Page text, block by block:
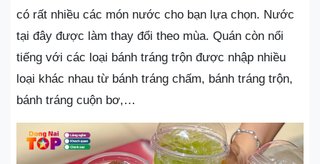
có rất nhiều các món nước cho bạn lựa chọn. Nước
tại đây được làm thay đổi theo mùa. Quán còn nổi
tiếng với các loại bánh tráng trộn được nhập nhiều
loại khác nhau từ bánh tráng chấm, bánh tráng trộn,
bánh tráng cuộn bơ,…